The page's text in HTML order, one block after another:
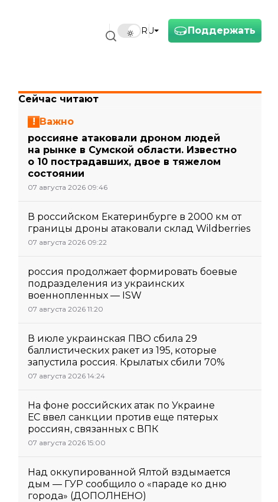
Поддержать
RU
Сейчас читают
Важно
россияне атаковали дроном людей
на рынке в Сумской области. Известно
о 10 пострадавших, двое в тяжелом
состоянии
07 августа 2026 09:46
В российском Екатеринбурге в 2000 км от
границы дроны атаковали склад Wildberries
07 августа 2026 09:22
россия продолжает формировать боевые
подразделения из украинских
военнопленных — ISW
07 августа 2026 11:20
В июле украинская ПВО сбила 29
баллистических ракет из 195, которые
запустила россия. Крылатых сбили 70%
07 августа 2026 14:24
На фоне российских атак по Украине
ЕС ввел санкции против еще пятерых
россиян, связанных с ВПК
07 августа 2026 15:00
Над оккупированной Ялтой вздымается
дым — ГУР сообщило о «параде ко дню
города» (ДОПОЛНЕНО)